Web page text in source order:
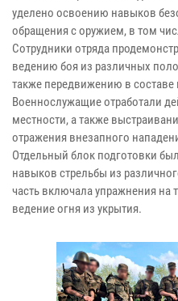
уделено освоению навыков
обращения с оружием, в том
Сотрудники отряда
ведению боя из различных
также передвижению в
Военнослужащие отработали
местности, а также
отражения внезапного
Отдельный блок подготовки
навыков стрельбы из
часть включала упражнения на
ведение огня из укрытия.